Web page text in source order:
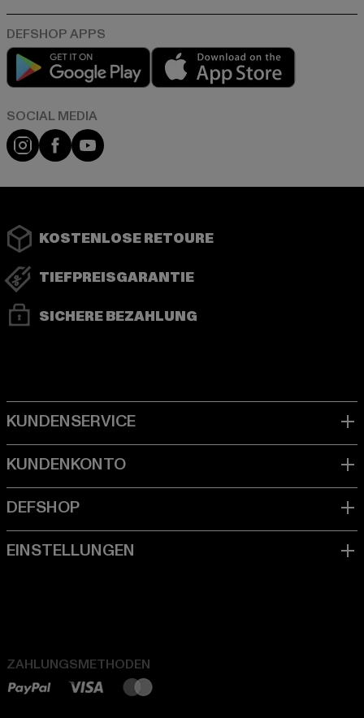
Play market
App store
Instagram
FacebookYouTube
KOSTENLOSE RETOURE
TIEFPREISGARANTIE
SICHERE BEZAHLUNG
ZAHLUNGSMETHODEN